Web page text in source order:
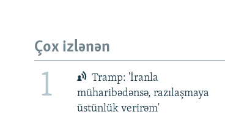
Çox izlənən
1
Tramp: 'İranla
müharibədənsə, razılaşmaya
üstünlük verirəm'